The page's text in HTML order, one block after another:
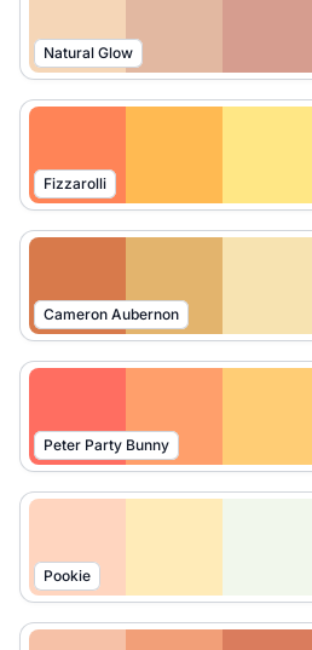
Natural Glow
Fizzarolli
Cameron Aubernon
Peter Party Bunny
Pookie